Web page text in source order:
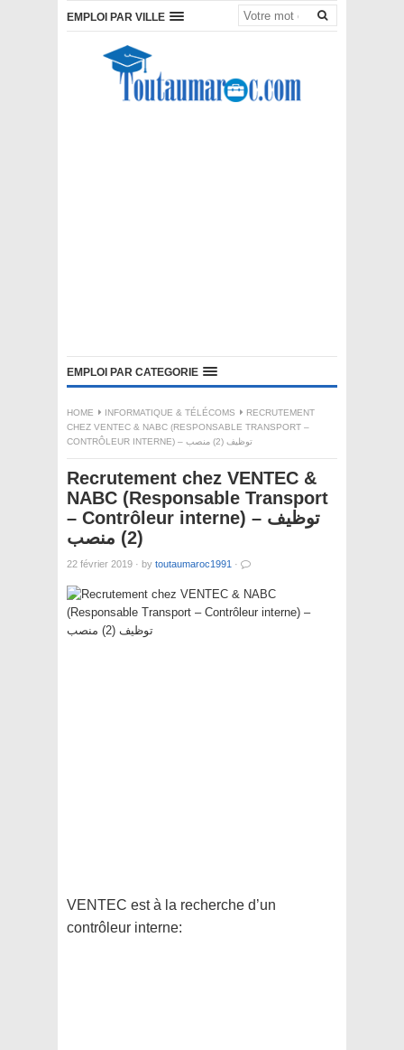
EMPLOI PAR VILLE
EMPLOI PAR CATEGORIE
HOME INFORMATIQUE & TÉLÉCOMS
RECRUTEMENT
CHEZ VENTEC & NABC (RESPONSABLE TRANSPORT –
CONTRÔLEUR INTERNE) – توظيف (2) منصب
Recrutement chez VENTEC &
NABC (Responsable Transport
– Contrôleur interne) – توظيف
(2) منصب
22 février 2019 · by toutaumaroc1991 ·
VENTEC est à la recherche d’un
contrôleur interne: